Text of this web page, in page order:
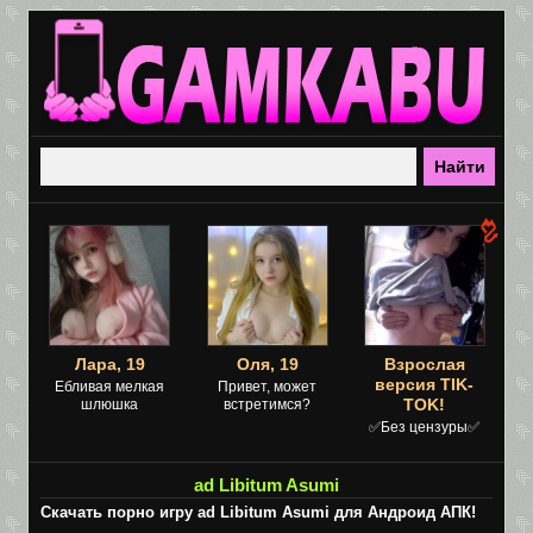
Лара, 19
Ебливая мелкая
шлюшка
Оля, 19
Привет, может
встретимся?
Взрослая
версия TIK-
TOK!
✅Без цензуры✅
ad Libitum Asumi
Скачать порно игру ad Libitum Asumi для Андроид АПК!